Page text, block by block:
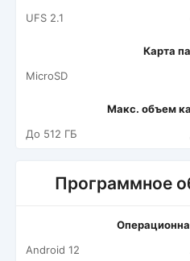
UFS 2.1
Карта
MicroSD
Макс. объем
До 512 ГБ
Программное
Android 12